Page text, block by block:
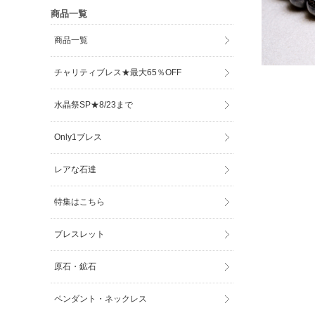
商品一覧
商品一覧
チャリティブレス★最大65％OFF
水晶祭SP★8/23まで
Only1ブレス
レアな石達
特集はこちら
ブレスレット
原石・鉱石
ペンダント・ネックレス